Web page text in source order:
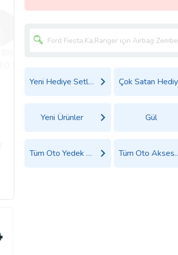
Yeni Hediye Setleri
Yeni Ürünler Gül
Tüm Oto Yedek Parça Aksesuar Ürünleri Tüm Oto